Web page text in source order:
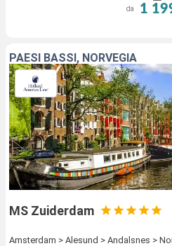
da 1
PAESI BASSI, NORVEGIA
MS Zuiderdam
Amsterdam > Alesund > Andalsnes >